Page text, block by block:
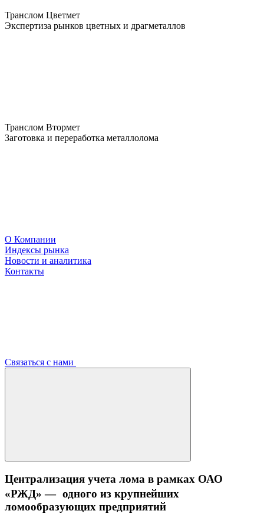
Транслом Цветмет
Экспертиза рынков цветных и драгметаллов
Транслом Втормет
Заготовка и переработка металлолома
О Компании
Индексы рынка
Новости и аналитика
Контакты
Связаться с нами
Централизация учета лома в рамках ОАО
«РЖД» — одного из крупнейших
ломообразующих предприятий